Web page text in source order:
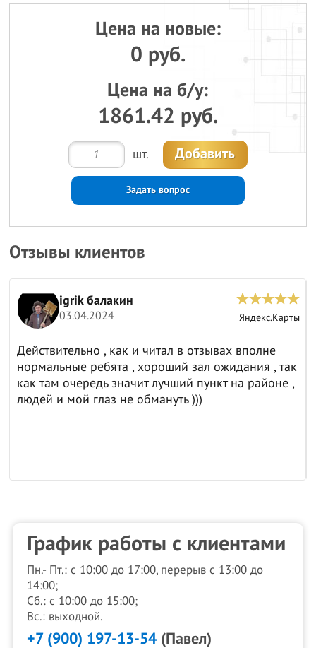
Цена на новые:
0 руб.
Цена на б/у:
1861.42 руб.
шт. Добавить
Задать вопрос
Отзывы клиентов
igrik балакин
03.04.2024 Яндекс.Карты
Действительно , как и читал в отзывах вполне
нормальные ребята , хороший зал ожидания , так
как там очередь значит лучший пункт на районе ,
людей и мой глаз не обмануть )))
График работы с клиентами
Пн.- Пт.: с 10:00 до 17:00, перерыв с 13:00 до
14:00;
Сб.: с 10:00 до 15:00;
Вс.: выходной.
+7 (900) 197-13-54(Павел)